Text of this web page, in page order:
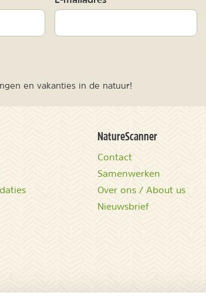
en vakanties in de natuur!
NatureScanner
Contact
Samenwerken
Over ons / About us
Nieuwsbrief